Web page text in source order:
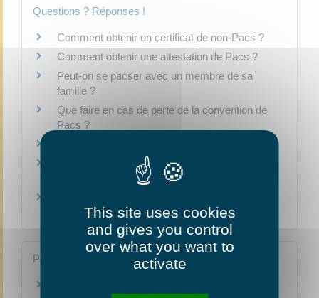
Questions ? Réponses !
Comment obtenir un certificat de non-Pacs ?
Comment obtenir une attestation de Pacs ?
Peut-on se pacser avec un membre de sa
famille ?
Que faire en cas de perte de la convention de
Pacs ?
Peut-on contester le refus d'enregistrer un
règles de succession ?
Pour en savoir plus
This site uses cookies
and gives you control
over what you want to
activate